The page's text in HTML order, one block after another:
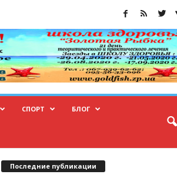
СПОРТ БЛОГ
Последние публикации